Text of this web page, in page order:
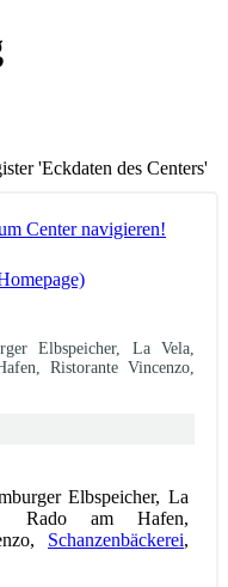
'Eckdaten des Centers'
Center navigieren!
Elbspeicher, La Vela,
Ristorante Vincenzo,
Elbspeicher, La
Rado am Hafen,
Schanzenbäckerei,